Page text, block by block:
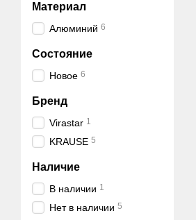
Материал
Алюминий 6
Состояние
Новое 6
Бренд
Virastar 1
KRAUSE 5
Наличие
В наличии 1
Нет в наличии 5